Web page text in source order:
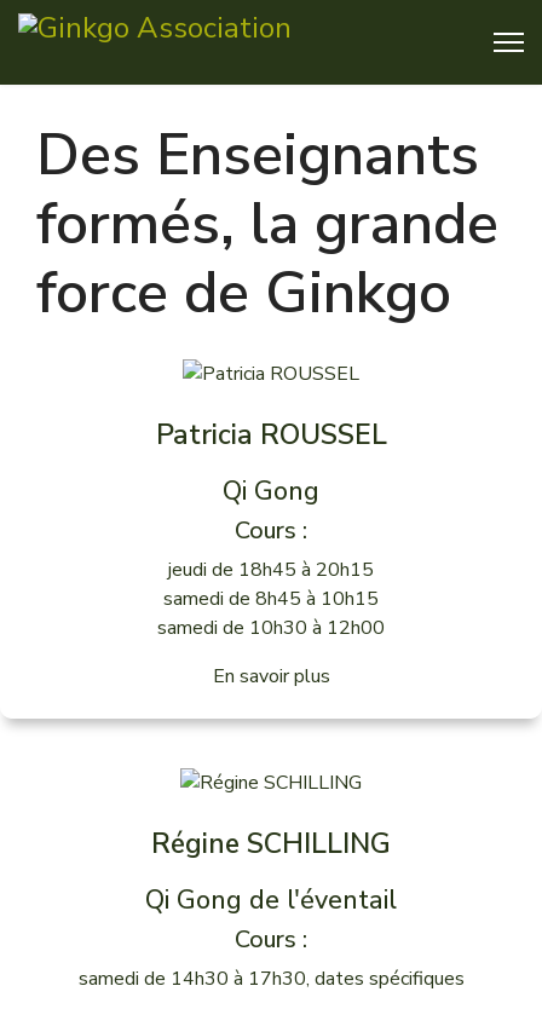
Des Enseignants
formés, la grande
force de Ginkgo
Patricia ROUSSEL
Qi Gong
Cours :
jeudi de 18h45 à 20h15
samedi de 8h45 à 10h15
samedi de 10h30 à 12h00
En savoir plus
Régine SCHILLING
Qi Gong de l'éventail
Cours :
samedi de 14h30 à 17h30, dates spécifiques